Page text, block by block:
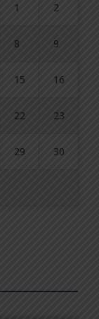
1 2
8 9
15 16
22 23
29 30